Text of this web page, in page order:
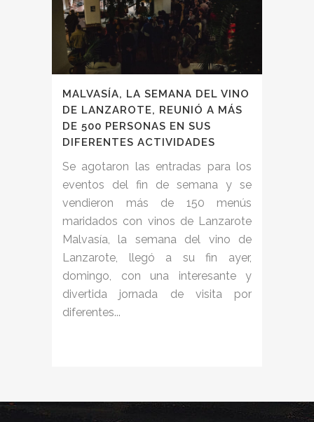
MALVASÍA, LA SEMANA DEL VINO
DE LANZAROTE, REUNIÓ A MÁS
DE 500 PERSONAS EN SUS
DIFERENTES ACTIVIDADES
Se agotaron las entradas para los
eventos del fin de semana y se
vendieron más de 150 menús
maridados con vinos de Lanzarote
Malvasía, la semana del vino de
Lanzarote, llegó a su fin ayer,
domingo, con una interesante y
divertida jornada de visita por
diferentes...